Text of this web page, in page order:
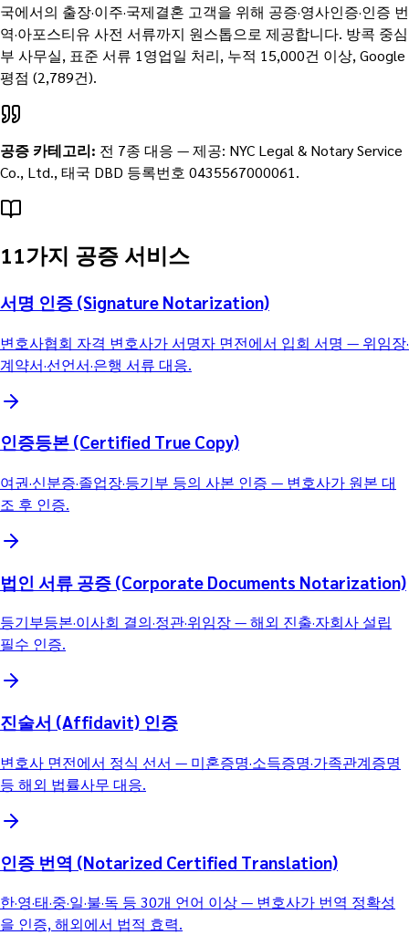
국에서의 출장·이주·국제결혼 고객을 위해 공증·영사인증·인증 번
역·아포스티유 사전 서류까지 원스톱으로 제공합니다. 방콕 중심
부 사무실, 표준 서류 1영업일 처리, 누적 15,000건 이상, Google
평점 (2,789건).
공증 카테고리: 전 7종 대응 —제공: NYC Legal & Notary Service
Co., Ltd., 태국 DBD 등록번호 0435567000061 .
11가지 공증 서비스
서명 인증 (Signature Notarization)
변호사협회 자격 변호사가 서명자 면전에서 입회 서명 — 위임장·
계약서·선언서·은행 서류 대응.
인증등본 (Certified True Copy)
여권·신분증·졸업장·등기부 등의 사본 인증 — 변호사가 원본 대
조 후 인증.
법인 서류 공증 (Corporate Documents Notarization)
등기부등본·이사회 결의·정관·위임장 — 해외 진출·자회사 설립
필수 인증.
진술서 (Affidavit) 인증
변호사 면전에서 정식 선서 — 미혼증명·소득증명·가족관계증명
등 해외 법률사무 대응.
인증 번역 (Notarized Certified Translation)
한·영·태·중·일·불·독 등 30개 언어 이상 — 변호사가 번역 정확성
을 인증, 해외에서 법적 효력.